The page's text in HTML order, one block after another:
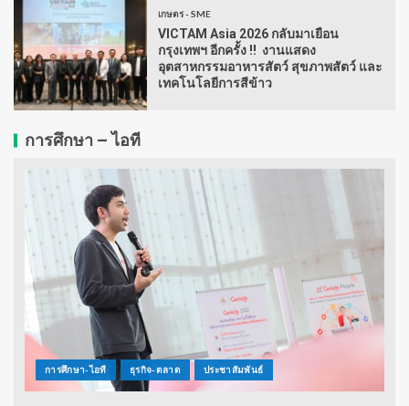
เกษตร - SME
VICTAM Asia 2026 กลับมาเยือน
กรุงเทพฯ อีกครั้ง !! งานแสดง
อุตสาหกรรมอาหารสัตว์ สุขภาพสัตว์ และ
เทคโนโลยีการสีข้าว
การศึกษา – ไอที
การศึกษา-ไอที ธุรกิจ-ตลาด ประชาสัมพันธ์